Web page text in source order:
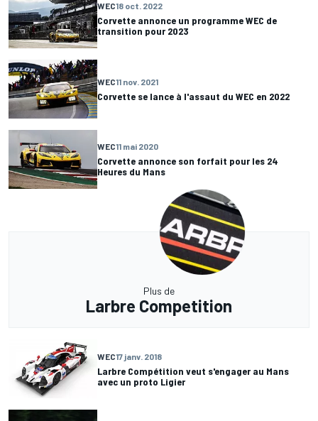
WEC18 oct. 2022
Corvette annonce un programme WEC de
transition pour 2023
WEC11 nov. 2021
Corvette se lance à l'assaut du WEC en 2022
WEC11 mai 2020
Corvette annonce son forfait pour les 24
Heures du Mans
Plus de
Larbre Competition
WEC17 janv. 2018
Larbre Compétition veut s'engager au Mans
avec un proto Ligier